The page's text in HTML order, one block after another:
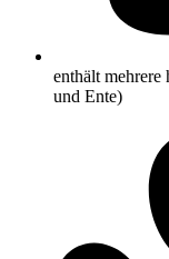
enthält
und Ente)